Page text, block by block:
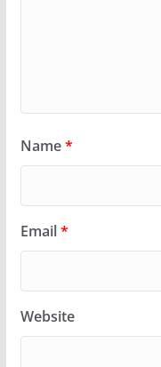
Name*
Email*
Website